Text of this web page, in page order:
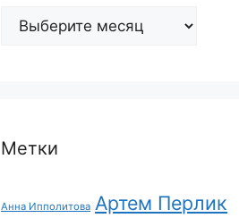
Архивы
Метки
Анна Ипполитова Артем Перлик